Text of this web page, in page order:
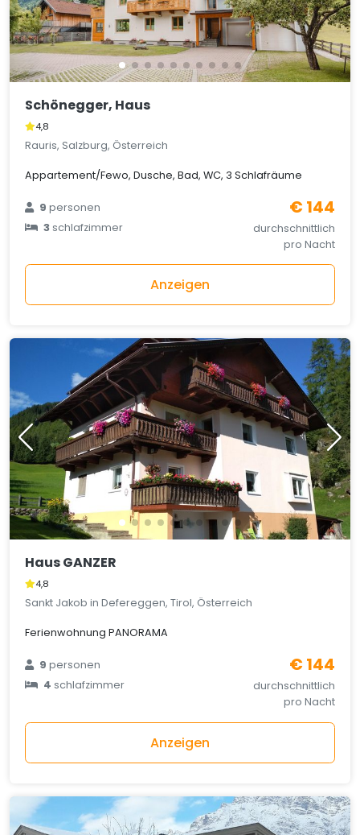
Schönegger, Haus
4,8
Rauris, Salzburg, Österreich
Appartement/Fewo, Dusche, Bad, WC, 3 Schlafräume
9personen
3schlafzimmer
€ 144
durchschnittlich
pro Nacht
Anzeigen
Haus GANZER
4,8
Sankt Jakob in Defereggen, Tirol, Österreich
Ferienwohnung PANORAMA
9personen
4schlafzimmer
€ 144
durchschnittlich
pro Nacht
Anzeigen